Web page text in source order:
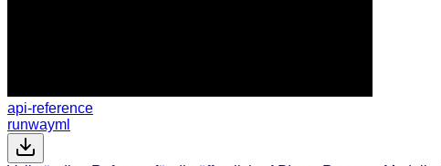
api-reference
runwayml